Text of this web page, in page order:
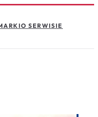
O SERWISIE